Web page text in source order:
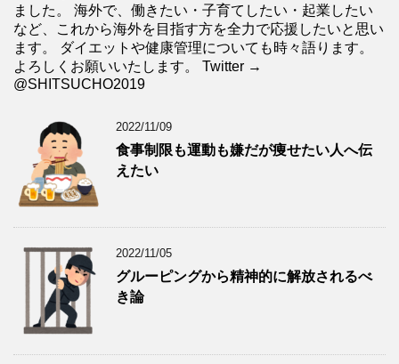
ました。 海外で、働きたい・子育てしたい・起業したい
など、これから海外を目指す方を全力で応援したいと思い
ます。 ダイエットや健康管理についても時々語ります。
よろしくお願いいたします。 Twitter →
@SHITSUCHO2019
2022/11/09
食事制限も運動も嫌だが痩せたい人へ伝
えたい
2022/11/05
グルーピングから精神的に解放されるべ
き論